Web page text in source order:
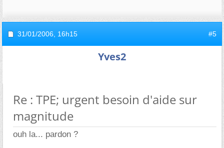
31/01/2006, 16h15 #5
Yves2
Re : TPE; urgent besoin d'aide sur
magnitude
ouh la... pardon ?